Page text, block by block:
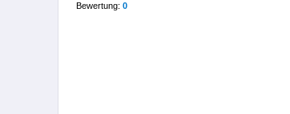
Bewertung: 0